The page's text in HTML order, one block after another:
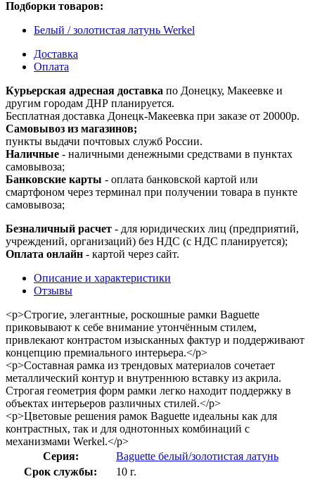
Подборки товаров:
Белый / золотистая латунь Werkel
Доставка
Оплата
Курьерская адресная доставка по Донецку, Макеевке и
другим городам ДНР планируется.
Бесплатная доставка Донецк-Макеевка при заказе от 20000р.
Самовывоз из магазинов;
пункты выдачи почтовых служб России.
Наличные - наличными денежными средствами в пунктах
самовывоза;
Банковские карты - оплата банковской картой или
смартфоном через терминал при получении товара в пункте
самовывоза;
Безналичный расчет - для юридических лиц (предприятий,
учреждений, организаций) без НДС (с НДС планируется);
Оплата онлайн - картой через сайт.
Описание и характеристики
Отзывы
<p>Строгие, элегантные, роскошные рамки Baguette
приковывают к себе внимание утончённым стилем,
привлекают контрастом изысканных фактур и поддерживают
концепцию премиального интерьера.</p>
<p>Составная рамка из трендовых материалов сочетает
металлический контур и внутреннюю вставку из акрила.
Строгая геометрия форм рамки легко находит поддержку в
объектах интерьеров различных стилей.</p>
<p>Цветовые решения рамок Baguette идеальны как для
контрастных, так и для однотонных комбинаций с
механизмами Werkel.</p>
Серия:
Baguette белый/золотистая латунь
Срок службы:
10 г.